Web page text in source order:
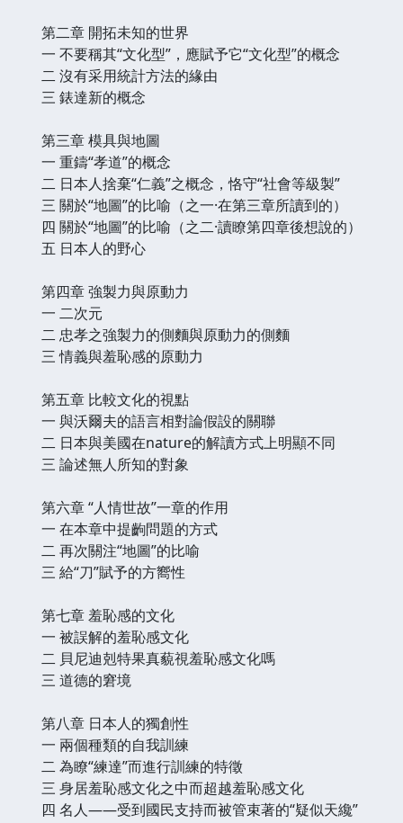
第二章 開拓未知的世界
一 不要稱其“文化型”，應賦予它“文化型”的概念
二 沒有采用統計方法的緣由
三 錶達新的概念
第三章 模具與地圖
一 重鑄“孝道”的概念
二 日本人捨棄“仁義”之概念，恪守“社會等級製”
三 關於“地圖”的比喻（之一·在第三章所讀到的）
四 關於“地圖”的比喻（之二·讀瞭第四章後想說的）
五 日本人的野心
第四章 強製力與原動力
一 二次元
二 忠孝之強製力的側麵與原動力的側麵
三 情義與羞恥感的原動力
第五章 比較文化的視點
一 與沃爾夫的語言相對論假設的關聯
二 日本與美國在nature的解讀方式上明顯不同
三 論述無人所知的對象
第六章 “人情世故”一章的作用
一 在本章中提齣問題的方式
二 再次關注“地圖”的比喻
三 給“刀”賦予的方嚮性
第七章 羞恥感的文化
一 被誤解的羞恥感文化
二 貝尼迪剋特果真藐視羞恥感文化嗎
三 道德的窘境
第八章 日本人的獨創性
一 兩個種類的自我訓練
二 為瞭“練達”而進行訓練的特徵
三 身居羞恥感文化之中而超越羞恥感文化
四 名人——受到國民支持而被管束著的“疑似天纔”